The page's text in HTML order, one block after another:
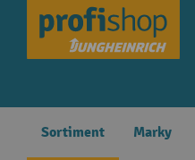
Skip to main navigation
Sortiment Marky